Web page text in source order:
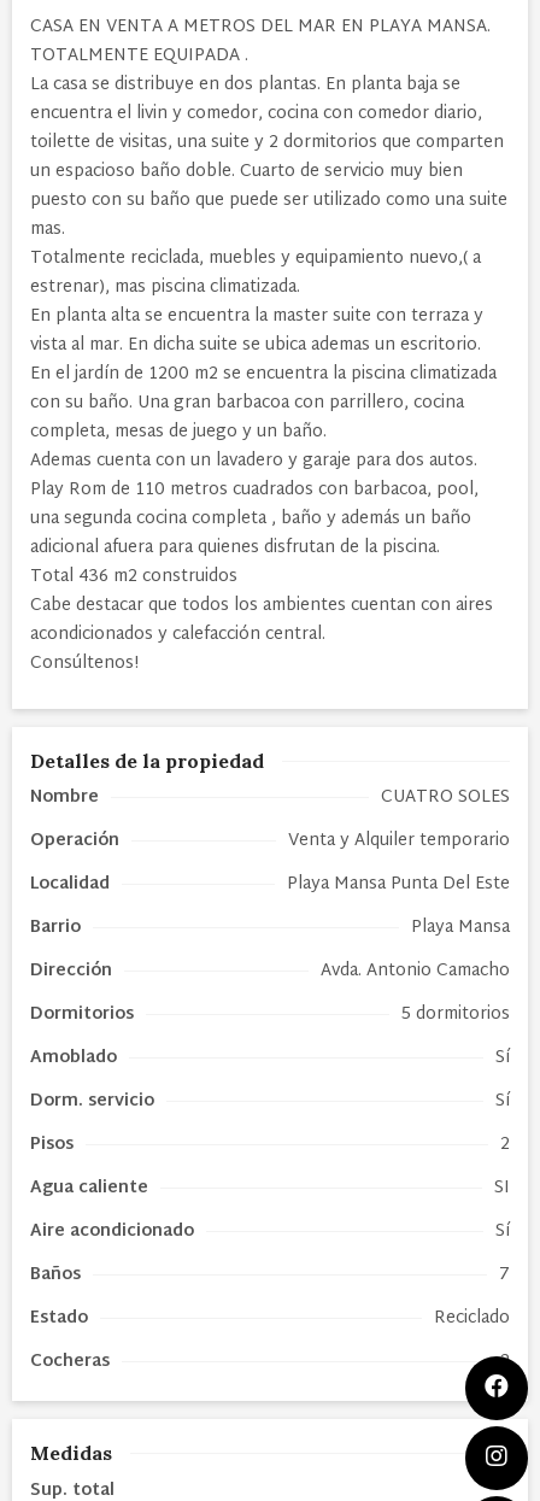
CASA EN VENTA A METROS DEL MAR EN PLAYA MANSA.
TOTALMENTE EQUIPADA .
La casa se distribuye en dos plantas. En planta baja se
encuentra el livin y comedor, cocina con comedor diario,
toilette de visitas, una suite y 2 dormitorios que comparten
un espacioso baño doble. Cuarto de servicio muy bien
puesto con su baño que puede ser utilizado como una suite
mas.
Totalmente reciclada, muebles y equipamiento nuevo,( a
estrenar), mas piscina climatizada.
En planta alta se encuentra la master suite con terraza y
vista al mar. En dicha suite se ubica ademas un escritorio.
En el jardín de 1200 m2 se encuentra la piscina climatizada
con su baño. Una gran barbacoa con parrillero, cocina
completa, mesas de juego y un baño.
Ademas cuenta con un lavadero y garaje para dos autos.
Play Rom de 110 metros cuadrados con barbacoa, pool,
una segunda cocina completa , baño y además un baño
adicional afuera para quienes disfrutan de la piscina.
Total 436 m2 construidos
Cabe destacar que todos los ambientes cuentan con aires
acondicionados y calefacción central.
Consúltenos!
Detalles de la propiedad
Nombre
CUATRO SOLES
Operación
Venta y Alquiler temporario
Localidad
Playa Mansa Punta Del Este
Barrio
Playa Mansa
Dirección
Avda. Antonio Camacho
Dormitorios
5 dormitorios
Amoblado
Sí
Dorm. servicio
Sí
Pisos
2
Agua caliente
SI
Aire acondicionado
Sí
Baños
7
Estado
Reciclado
Cocheras
2
Medidas
Sup. total